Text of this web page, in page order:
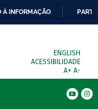
À INFORMAÇÃO
ENGLISH
ACESSIBILIDADE
A+ A-